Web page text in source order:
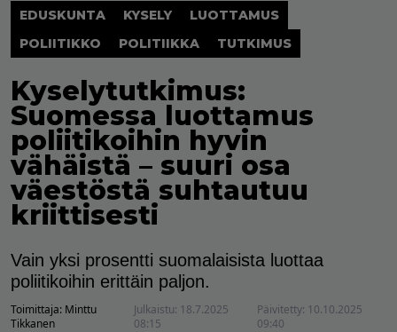
EDUSKUNTA KYSELY
LUOTTAMUS
POLIITIKKO
POLITIIKKA TUTKIMUS
Kyselytutkimus:
Suomessa luottamus
poliitikoihin hyvin
vähäistä – suuri osa
väestöstä suhtautuu
kriittisesti
Vain yksi prosentti suomalaisista luottaa
poliitikoihin erittäin paljon.
Toimittaja: Minttu
Tikkanen
Julkaistu: 18.7.2025
08:15
Päivitetty: 10.10.2025
09:40